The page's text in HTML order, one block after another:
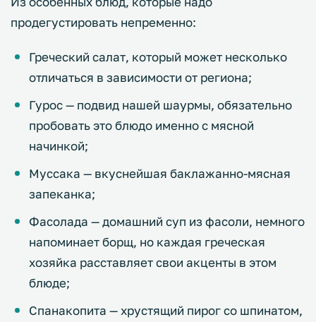
продегустировать непременно:
Греческий салат, который может несколько
отличаться в зависимости от региона;
Гурос — подвид нашей шаурмы, обязательно
пробовать это блюдо именно с мясной
начинкой;
Муссака — вкуснейшая баклажанно-мясная
запеканка;
Фасолада — домашний суп из фасоли, немного
напоминает борщ, но каждая греческая
хозяйка расставляет свои акценты в этом
блюде;
Спанакопита — хрустящий пирог со шпинатом,